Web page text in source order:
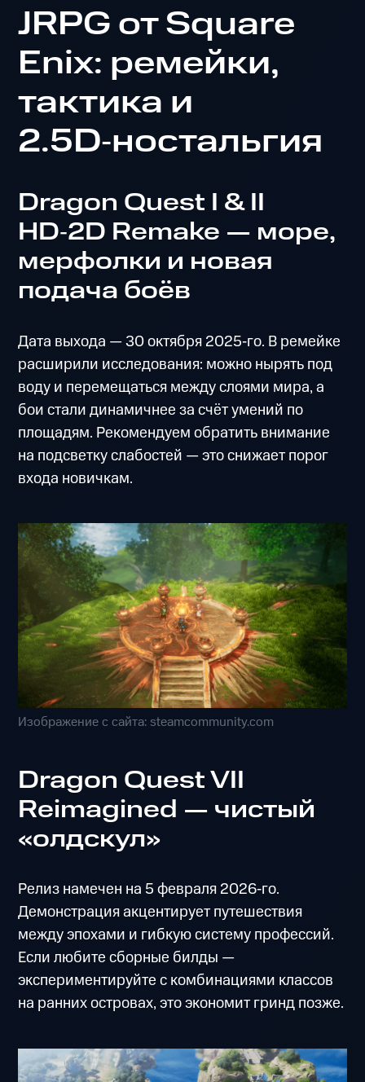
JRPG от Square
Enix: ремейки,
тактика и
2.5D‑ностальгия
Dragon Quest I & II
HD‑2D Remake — море,
мерфолки и новая
подача боёв
Дата выхода — 30 октября 2025‑го. В ремейке
расширили исследования: можно нырять под
воду и перемещаться между слоями мира, а
бои стали динамичнее за счёт умений по
площадям. Рекомендуем обратить внимание
на подсветку слабостей — это снижает порог
входа новичкам.
Изображение с сайта: steamcommunity.com
Dragon Quest VII
Reimagined — чистый
«олдскул»
Релиз намечен на 5 февраля 2026‑го.
Демонстрация акцентирует путешествия
между эпохами и гибкую систему профессий.
Если любите сборные билды —
экспериментируйте с комбинациями классов
на ранних островах, это экономит гринд позже.